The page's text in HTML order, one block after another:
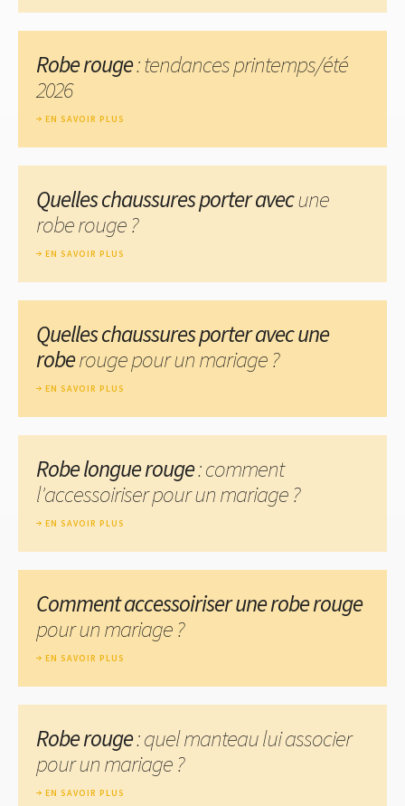
Robe rouge: tendances printemps/été
2026
EN SAVOIR PLUS
Quelles chaussures porter avecune
robe rouge ?
EN SAVOIR PLUS
Quelles chaussures porter avec une
roberouge pour un mariage ?
EN SAVOIR PLUS
Robe longue rouge: comment
l'accessoiriser pour un mariage ?
EN SAVOIR PLUS
Comment accessoiriser une robe rouge
pour un mariage ?
EN SAVOIR PLUS
Robe rouge: quel manteau lui associer
pour un mariage ?
EN SAVOIR PLUS